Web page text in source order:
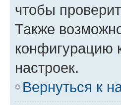
чтобы
Также
конфигурацию
настроек.
Вернуться к